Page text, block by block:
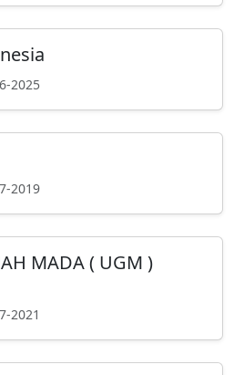
2025
2019
MADA ( UGM )
2021